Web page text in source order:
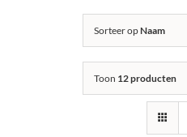
Sorteer opNaam
Toon 12 producten